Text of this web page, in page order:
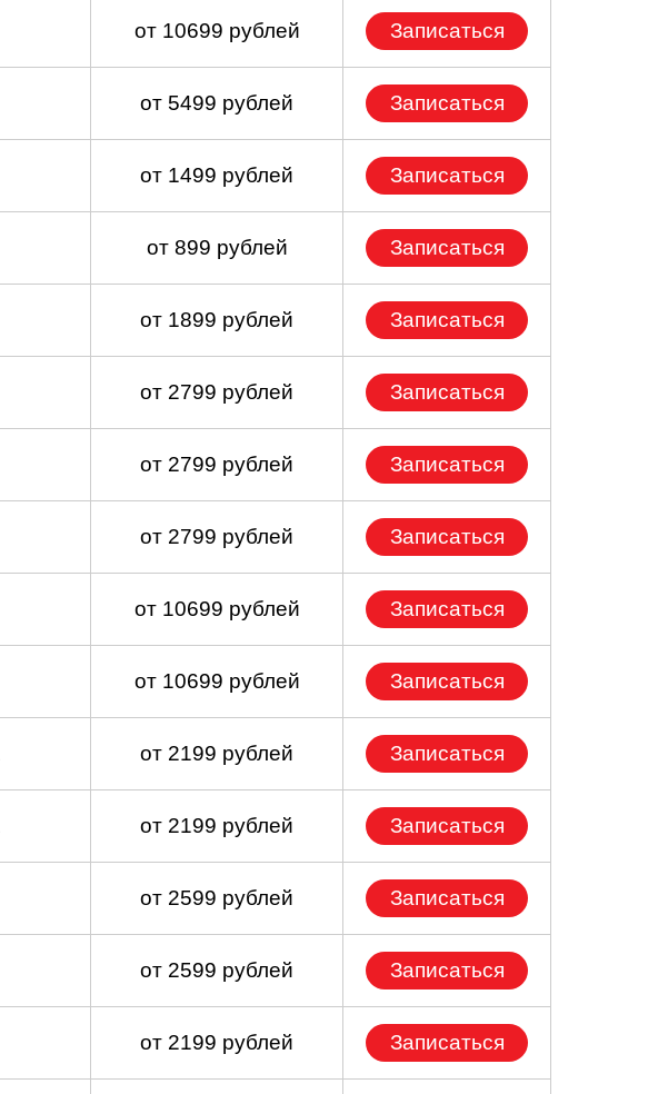
от 10699 рублей Записаться
от 5499 рублей Записаться
от 1499 рублей Записаться
от 899 рублей Записаться
от 1899 рублей Записаться
от 2799 рублей Записаться
от 2799 рублей Записаться
от 2799 рублей Записаться
от 10699 рублей Записаться
от 10699 рублей Записаться
от 2199 рублей Записаться
от 2199 рублей Записаться
от 2599 рублей Записаться
от 2599 рублей Записаться
от 2199 рублей Записаться